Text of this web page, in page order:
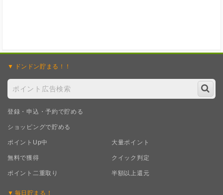
ドンドン貯まる！！
登録・申込・予約で貯める
ショッピングで貯める
ポイントUp中 大量ポイント
無料で獲得 クイック判定
ポイント二重取り 半額以上還元
毎日 貯まる！